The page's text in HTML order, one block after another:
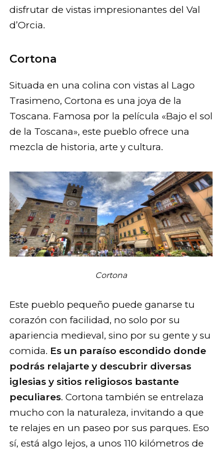
disfrutar de vistas impresionantes del Val
d’Orcia.
Cortona
Situada en una colina con vistas al Lago
Trasimeno, Cortona es una joya de la
Toscana. Famosa por la película «Bajo el sol
de la Toscana», este pueblo ofrece una
mezcla de historia, arte y cultura.
Cortona
Este pueblo pequeño puede ganarse tu
corazón con facilidad, no solo por su
apariencia medieval, sino por su gente y su
comida. Es un paraíso escondido donde
podrás relajarte y descubrir diversas
iglesias y sitios religiosos bastante
peculiares. Cortona también se entrelaza
mucho con la naturaleza, invitando a que
te relajes en un paseo por sus parques. Eso
sí, está algo lejos, a unos 110 kilómetros de